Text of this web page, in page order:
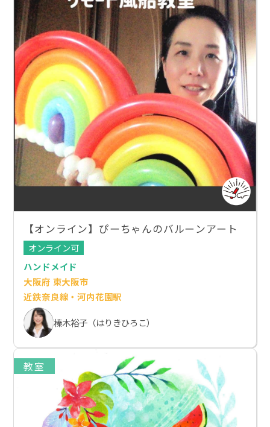
【オンライン】ぴーちゃんのバルーンアート
オンライン可
ハンドメイド
大阪府 東大阪市
近鉄奈良線・河内花園駅
榛木裕子（はりきひろこ）
教室